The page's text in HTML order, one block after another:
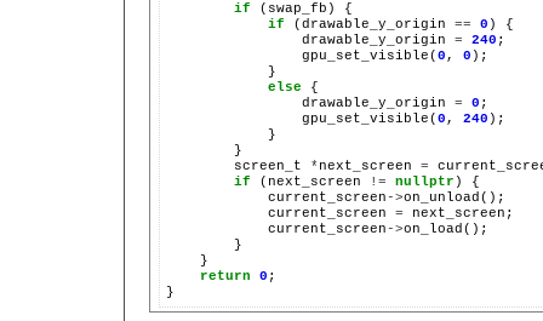
if
(swap_fb)
if
(drawable_y_origin == 0 )
drawable_y_origin
= 240
gpu_set_visible( 0 , 0
else
drawable_y_origin
= 0
gpu_set_visible( 0 , 240
screen_t
*next_screen =
if
(next_screen != nullptr )
current_screen->
current_screen
=
current_screen->
return
0 ;